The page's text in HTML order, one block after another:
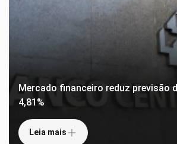
Mercado financeiro reduz previsão
4,81%
Leia mais